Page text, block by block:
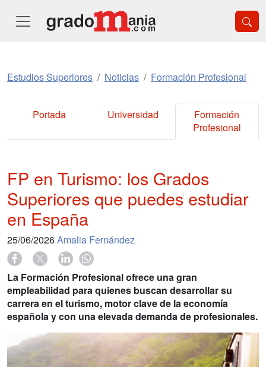
Estudios Superiores Noticias Formación Profesional
Portada Universidad
Formación
Profesional
FP en Turismo: los Grados
Superiores que puedes estudiar
en España
25/06/2026Amalia Fernández
La Formación Profesional ofrece una gran
empleabilidad para quienes buscan desarrollar su
carrera en el turismo, motor clave de la economía
española y con una elevada demanda de profesionales.